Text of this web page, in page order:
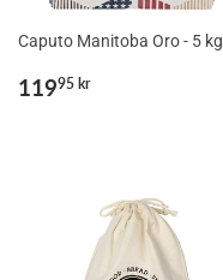
Caputo Manitoba Oro - 5 kg
Normalpris
11995 kr119,95